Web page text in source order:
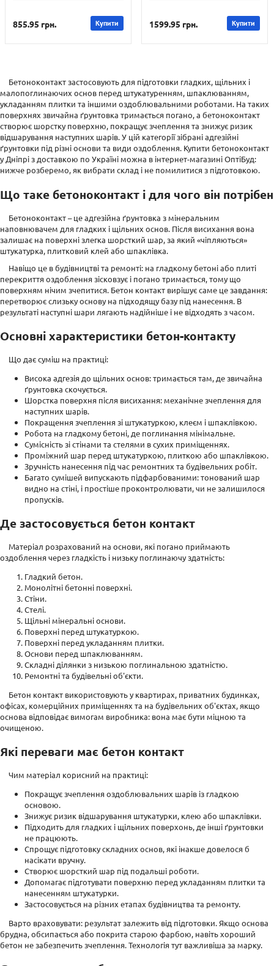
855.95 грн. Купити 1599.95 грн. Купити
Бетоноконтакт застосовують для підготовки гладких, щільних і
малопоглинаючих основ перед штукатуренням, шпаклюванням,
укладанням плитки та іншими оздоблювальними роботами. На таких
поверхнях звичайна ґрунтовка тримається погано, а бетоноконтакт
створює шорстку поверхню, покращує зчеплення та знижує ризик
відшарування наступних шарів. У цій категорії зібрані адгезійні
ґрунтовки під різні основи та види оздоблення. Купити бетоноконтакт
у Дніпрі з доставкою по Україні можна в інтернет-магазині ОптіБуд:
нижче розберемо, як вибрати склад і не помилитися з підготовкою.
Що таке бетоноконтакт і для чого він потрібен
Бетоноконтакт – це адгезійна ґрунтовка з мінеральним
наповнювачем для гладких і щільних основ. Після висихання вона
залишає на поверхні злегка шорсткий шар, за який «чіпляються»
штукатурка, плитковий клей або шпаклівка.
Навіщо це в будівництві та ремонті: на гладкому бетоні або плиті
перекриття оздоблення зісковзує і погано тримається, тому що
поверхням нічим зчепитися. Бетон контакт вирішує саме це завдання:
перетворює слизьку основу на підходящу базу під нанесення. В
результаті наступні шари лягають надійніше і не відходять з часом.
Основні характеристики бетон-контакту
Що дає суміш на практиці:
Висока адгезія до щільних основ: тримається там, де звичайна
ґрунтовка скочується.
Шорстка поверхня після висихання: механічне зчеплення для
наступних шарів.
Покращення зчеплення зі штукатуркою, клеєм і шпаклівкою.
Робота на гладкому бетоні, де поглинання мінімальне.
Сумісність зі стінами та стелями в сухих приміщеннях.
Проміжний шар перед штукатуркою, плиткою або шпаклівкою.
Зручність нанесення під час ремонтних та будівельних робіт.
Багато сумішей випускають підфарбованими: тонований шар
видно на стіні, і простіше проконтролювати, чи не залишилося
пропусків.
Де застосовується бетон контакт
Матеріал розрахований на основи, які погано приймають
оздоблення через гладкість і низьку поглинаючу здатність:
Гладкий бетон.
Монолітні бетонні поверхні.
Стіни.
Стелі.
Щільні мінеральні основи.
Поверхні перед штукатуркою.
Поверхні перед укладанням плитки.
Основи перед шпаклюванням.
Складні ділянки з низькою поглинальною здатністю.
Ремонтні та будівельні об'єкти.
Бетон контакт використовують у квартирах, приватних будинках,
офісах, комерційних приміщеннях та на будівельних об'єктах, якщо
основа відповідає вимогам виробника: вона має бути міцною та
очищеною.
Які переваги має бетон контакт
Чим матеріал корисний на практиці:
Покращує зчеплення оздоблювальних шарів із гладкою
основою.
Знижує ризик відшарування штукатурки, клею або шпаклівки.
Підходить для гладких і щільних поверхонь, де інші ґрунтовки
не працюють.
Спрощує підготовку складних основ, які інакше довелося б
насікати вручну.
Створює шорсткий шар під подальші роботи.
Допомагає підготувати поверхню перед укладанням плитки та
нанесенням штукатурки.
Застосовується на різних етапах будівництва та ремонту.
Варто враховувати: результат залежить від підготовки. Якщо основа
брудна, обсипається або покрита старою фарбою, навіть хороший
бетон не забезпечить зчеплення. Технологія тут важливіша за марку.